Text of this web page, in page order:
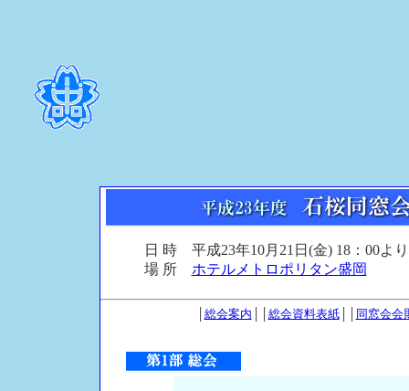
日 時 平成23年10月21日(金) 18：00より
場 所 ホテルメトロポリタン盛岡
総会案内 総会資料表紙││ 同窓会会